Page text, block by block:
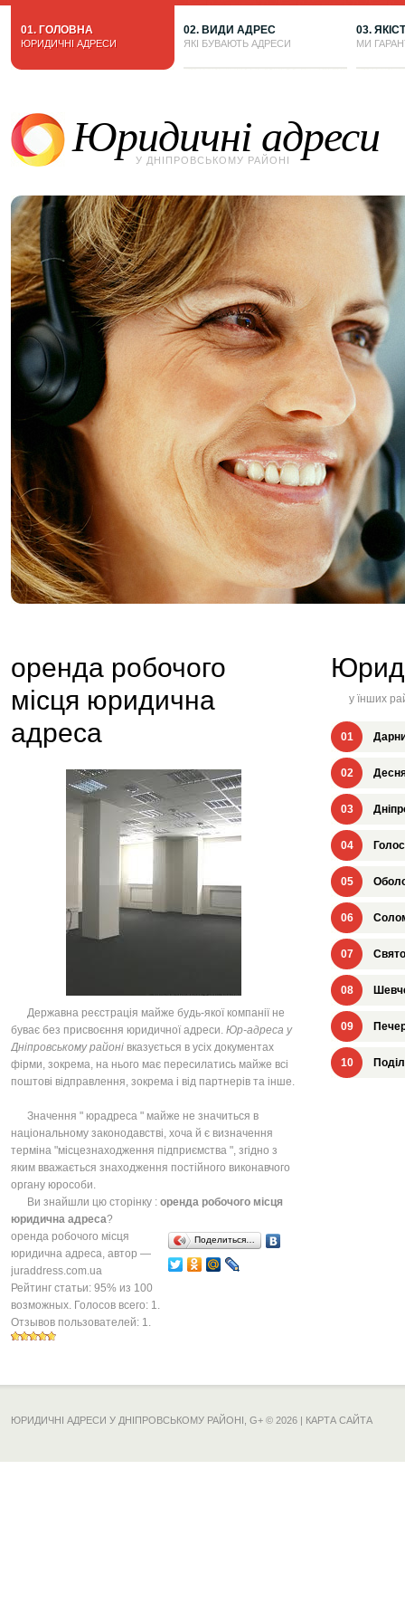
01. ГОЛОВНА
ЮРИДИЧНІ АДРЕСИ
02. ВИДИ АДРЕС
ЯКІ БУВАЮТЬ АДРЕСИ
03.
МИ
Юридичні адреси
У ДНІПРОВСЬКОМУ РАЙОНІ
оренда робочого
місця юридична
адреса
Державна реєстрація майже будь-якої компанії не
буває без присвоєння юридичної адреси. Юр-адреса у
Дніпровському районі вказується в усіх документах
фірми, зокрема, на нього має пересилатись майже всі
поштові відправлення, зокрема і від партнерів та інше.
Значення " юрадреса " майже не значиться в
національному законодавстві, хоча й є визначення
терміна "місцезнаходження підприємства ", згідно з
яким вважається знаходження постійного виконавчого
органу юрособи.
Ви знайшли цю сторінку : оренда робочого місця
юридична адреса?
оренда робочого місця
юридична адреса, автор —
juraddress.com.ua
Рейтинг статьи: 95% из 100
возможных. Голосов всего: 1.
Отзывов пользователей: 1.
Поделиться…
у їнших
01
02
03
04
05
06
07
08
09
10
ЮРИДИЧНІ АДРЕСИ У ДНІПРОВСЬКОМУ РАЙОНІ, G+ © 2026 | КАРТА САЙТА